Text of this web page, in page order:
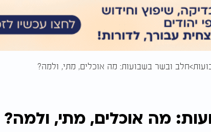
חלב ובשר בשבועות: מה אוכלים, מתי, ולמה?
מה אוכלים, מתי, ולמה?